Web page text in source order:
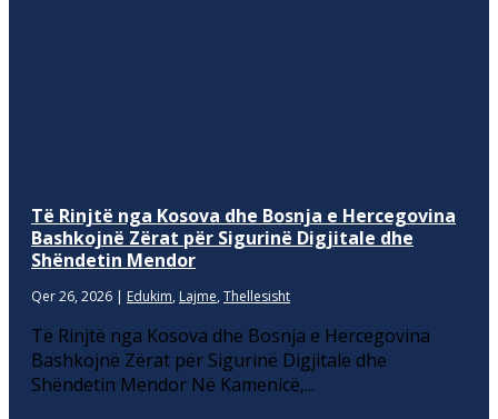
Të Rinjtë nga Kosova dhe Bosnja e Hercegovina
Bashkojnë Zërat për Sigurinë Digjitale dhe
Shëndetin Mendor
Qer 26, 2026 | Edukim, Lajme, Thellesisht
Të Rinjtë nga Kosova dhe Bosnja e Hercegovina
Bashkojnë Zërat për Sigurinë Digjitale dhe
Shëndetin Mendor Në Kamenicë,...